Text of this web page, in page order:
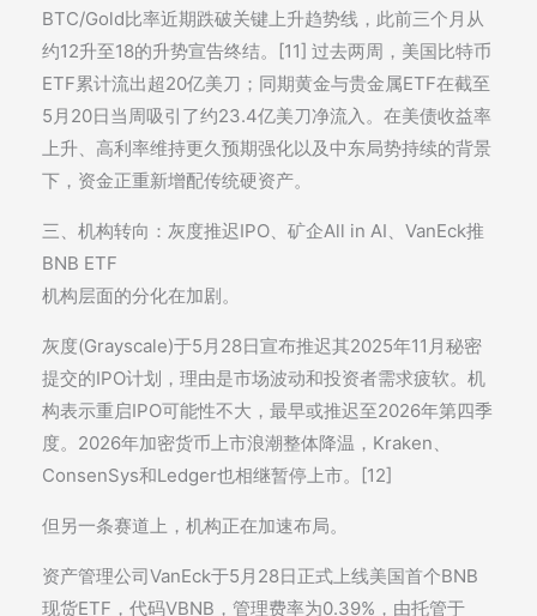
BTC/Gold比率近期跌破关键上升趋势线，此前三个月从
约12升至18的升势宣告终结。[11] 过去两周，美国比特币
ETF累计流出超20亿美刀；同期黄金与贵金属ETF在截至
5月20日当周吸引了约23.4亿美刀净流入。在美债收益率
上升、高利率维持更久预期强化以及中东局势持续的背景
下，资金正重新增配传统硬资产。
三、机构转向：灰度推迟IPO、矿企All in AI、VanEck推
BNB ETF
机构层面的分化在加剧。
灰度(Grayscale)于5月28日宣布推迟其2025年11月秘密
提交的IPO计划，理由是市场波动和投资者需求疲软。机
构表示重启IPO可能性不大，最早或推迟至2026年第四季
度。2026年加密货币上市浪潮整体降温，Kraken、
ConsenSys和Ledger也相继暂停上市。[12]
但另一条赛道上，机构正在加速布局。
资产管理公司VanEck于5月28日正式上线美国首个BNB
现货ETF，代码VBNB，管理费率为0.39%，由托管于